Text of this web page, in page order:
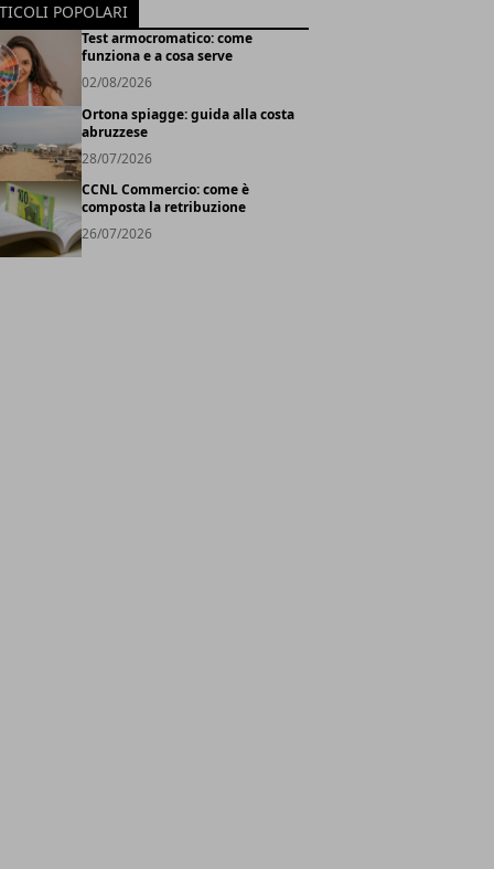
POPOLARI
Test armocromatico: come
funziona e a cosa serve
02/08/2026
Ortona spiagge: guida alla costa
abruzzese
28/07/2026
CCNL Commercio: come è
composta la retribuzione
26/07/2026